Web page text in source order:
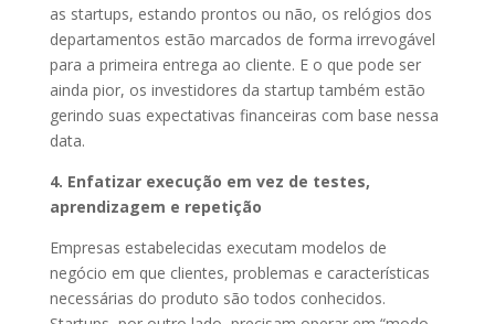
as startups, estando prontos ou não, os relógios dos
departamentos estão marcados de forma irrevogável
para a primeira entrega ao cliente. E o que pode ser
ainda pior, os investidores da startup também estão
gerindo suas expectativas financeiras com base nessa
data.
4. Enfatizar execução em vez de testes,
aprendizagem e repetição
Empresas estabelecidas executam modelos de
negócio em que clientes, problemas e características
necessárias do produto são todos conhecidos.